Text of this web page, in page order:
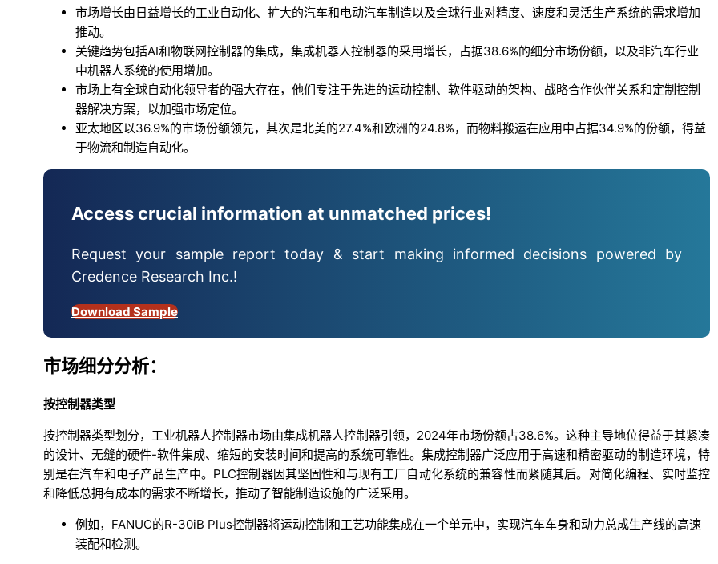
市场增长由日益增长的工业自动化、扩大的汽车和电动汽车制造以及全球行业对精度、速度和灵活生产系统的需求增加
推动。
关键趋势包括AI和物联网控制器的集成，集成机器人控制器的采用增长，占据38.6%的细分市场份额，以及非汽车行业
中机器人系统的使用增加。
市场上有全球自动化领导者的强大存在，他们专注于先进的运动控制、软件驱动的架构、战略合作伙伴关系和定制控制
器解决方案，以加强市场定位。
亚太地区以36.9%的市场份额领先，其次是北美的27.4%和欧洲的24.8%，而物料搬运在应用中占据34.9%的份额，得益
于物流和制造自动化。
Access crucial information at unmatched prices!
Request your sample report today & start making informed decisions powered by
Credence Research Inc.!
Download Sample
市场细分分析：
按控制器类型
按控制器类型划分，工业机器人控制器市场由集成机器人控制器引领，2024年市场份额占38.6%。这种主导地位得益于其紧凑
的设计、无缝的硬件-软件集成、缩短的安装时间和提高的系统可靠性。集成控制器广泛应用于高速和精密驱动的制造环境，特
别是在汽车和电子产品生产中。PLC控制器因其坚固性和与现有工厂自动化系统的兼容性而紧随其后。对简化编程、实时监控
和降低总拥有成本的需求不断增长，推动了智能制造设施的广泛采用。
例如，FANUC的R-30iB Plus控制器将运动控制和工艺功能集成在一个单元中，实现汽车车身和动力总成生产线的高速
装配和检测。